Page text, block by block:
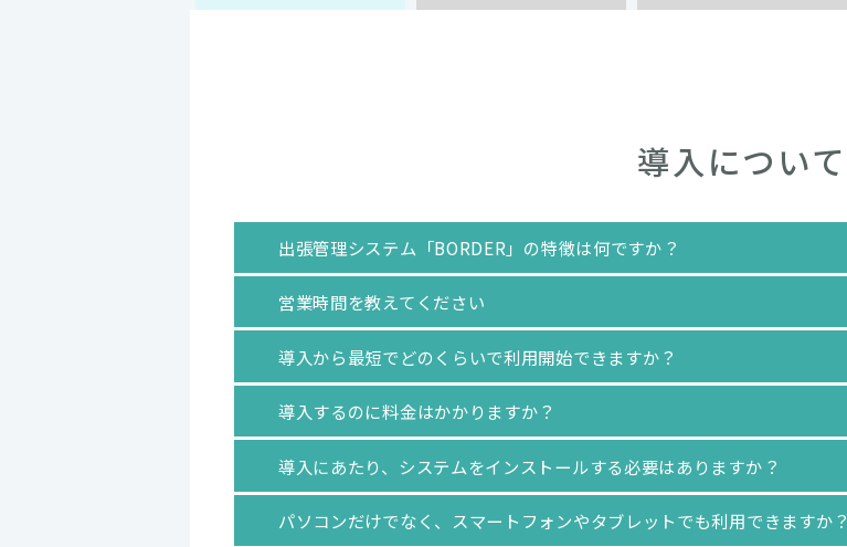
導入について
出張管理システム「BORDER」の特徴は何ですか？
営業時間を教えてください
導入から最短でどのくらいで利用開始できますか？
導入するのに料金はかかりますか？
導入にあたり、システムをインストールする必要はありますか？
パソコンだけでなく、スマートフォンやタブレットでも利用できますか？